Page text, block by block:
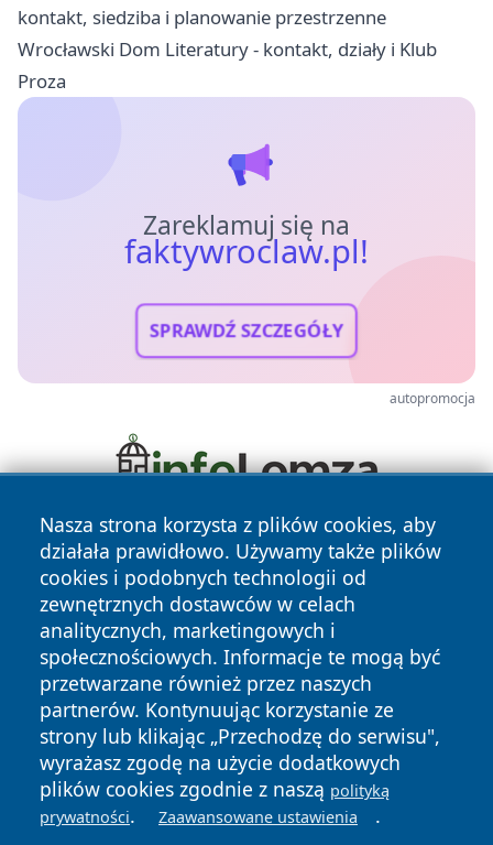
kontakt, siedziba i planowanie przestrzenne
Wrocławski Dom Literatury - kontakt, działy i Klub
Proza
Zareklamuj się na
faktywroclaw.pl!
SPRAWDŹ SZCZEGÓŁY
autopromocja
Nasza strona korzysta z plików cookies, aby
działała prawidłowo. Używamy także plików
cookies i podobnych technologii od
zewnętrznych dostawców w celach
analitycznych, marketingowych i
społecznościowych. Informacje te mogą być
przetwarzane również przez naszych
partnerów. Kontynuując korzystanie ze
strony lub klikając „Przechodzę do serwisu",
wyrażasz zgodę na użycie dodatkowych
plików cookies zgodnie z naszą polityką
prywatności. Zaawansowane ustawienia .
Copyright © 2026 faktywroclaw.pl Wszystkie prawa
zastrzeżone.
News Autorzy
Polityka
Prywatności
Polityka
Cookies